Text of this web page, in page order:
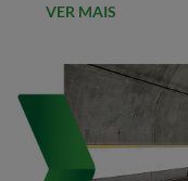
VER MAIS